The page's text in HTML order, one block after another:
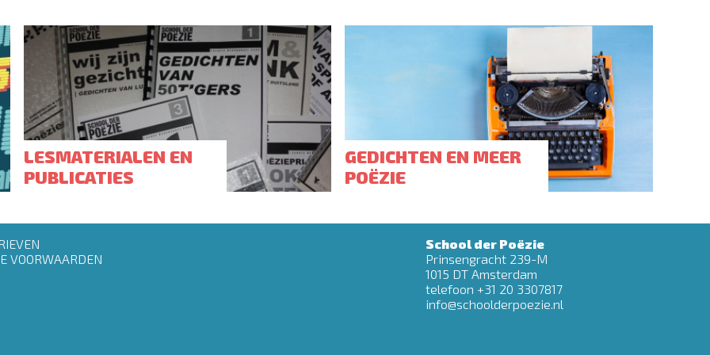
LESMATERIALEN EN
PUBLICATIES
GEDICHTEN EN MEER
POËZIE
VOORWAARDEN
School der Poëzie
Prinsengracht 239-M
1015 DT Amsterdam
telefoon +31 20 3307817
info@schoolderpoezie.nl